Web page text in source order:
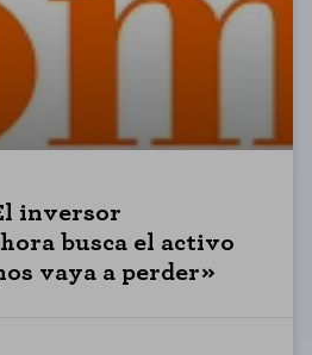
inversor
busca el activo
vaya a perder»